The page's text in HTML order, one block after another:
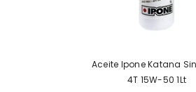
Aceite Ipone Katana
4T 15W-50 1Lt